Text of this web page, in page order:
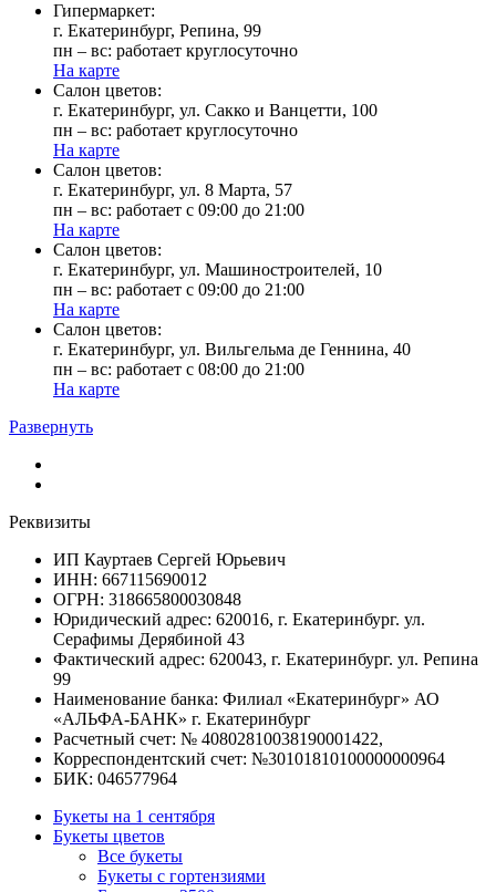
Гипермаркет:
г. Екатеринбург, Репина, 99
пн – вс: работает круглосуточно
На карте
Cалон цветов:
г. Екатеринбург, ул. Сакко и Ванцетти, 100
пн – вс: работает круглосуточно
На карте
Cалон цветов:
г. Екатеринбург, ул. 8 Марта, 57
пн – вс: работает с 09:00 до 21:00
На карте
Cалон цветов:
г. Екатеринбург, ул. Машиностроителей, 10
пн – вс: работает с 09:00 до 21:00
На карте
Cалон цветов:
г. Екатеринбург, ул. Вильгельма де Геннина, 40
пн – вс: работает с 08:00 до 21:00
На карте
Развернуть
Реквизиты
ИП Кауртаев Сергей Юрьевич
ИНН: 667115690012
ОГРН: 318665800030848
Юридический адрес: 620016, г. Екатеринбург. ул.
Серафимы Дерябиной 43
Фактический адрес: 620043, г. Екатеринбург. ул. Репина
99
Наименование банка: Филиал «Екатеринбург» АО
«АЛЬФА-БАНК» г. Екатеринбург
Расчетный счет: № 40802810038190001422,
Корреспондентский счет: №30101810100000000964
БИК: 046577964
Букеты на 1 сентября
Букеты цветов
Все букеты
Букеты с гортензиями